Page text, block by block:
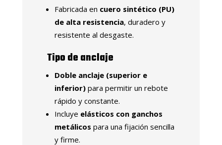
Fabricada en cuero sintético (PU)
de alta resistencia, duradero y
resistente al desgaste.
Tipo de anclaje
Doble anclaje (superior e
inferior)para permitir un rebote
rápido y constante.
Incluye elásticos con ganchos
metálicos para una fijación sencilla
y firme.